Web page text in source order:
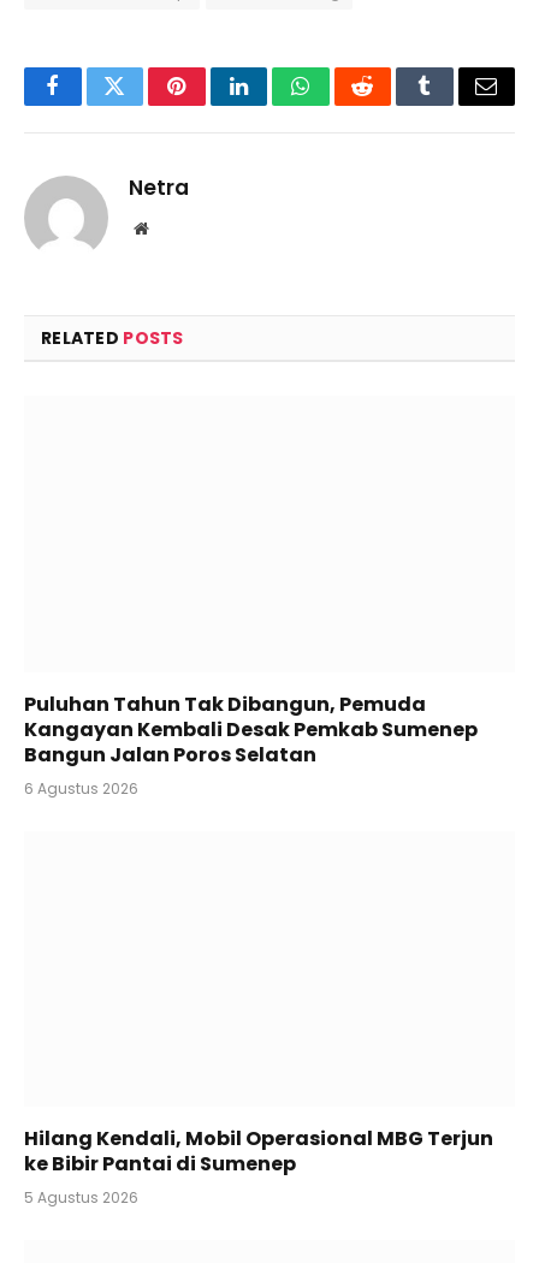
FacebookTwitterPinterestLinkedInWhatsAppRedditTumblrEmail
Netra
Website
RELATED POSTS
Puluhan Tahun Tak Dibangun, Pemuda
Kangayan Kembali Desak Pemkab Sumenep
Bangun Jalan Poros Selatan
6 Agustus 2026
Hilang Kendali, Mobil Operasional MBG Terjun
ke Bibir Pantai di Sumenep
5 Agustus 2026